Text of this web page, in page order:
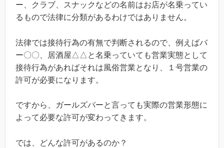
ー、クラブ、スナックなどの名前はお店が名乗ってい
るもので法律に分類があるわけではありません。
法律では接待行為の有無で判断されるので、例えばバ
ー〇〇、居酒屋△△と名乗っていても営業実態として
接待行為があればそれは風俗営業となり、１号営業の
許可が必要になります。
ですから、ガールズバーと言っても実際の営業形態に
よって必要な許可が変わってきます。
では、どんな許可があるのか？